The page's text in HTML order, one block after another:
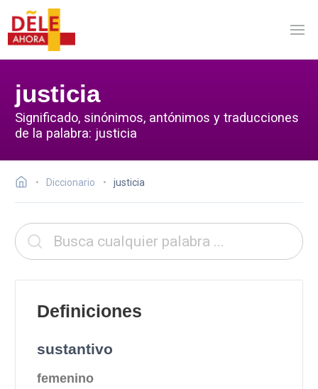
justicia
Significado, sinónimos, antónimos y traducciones
de la palabra: justicia
Diccionario justicia
Definiciones
sustantivo
femenino